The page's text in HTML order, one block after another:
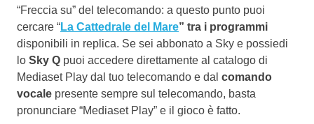
“Freccia su” del telecomando: a questo punto puoi
cercare “La Cattedrale del Mare” tra i programmi
disponibili in replica. Se sei abbonato a Sky e possiedi
lo Sky Q puoi accedere direttamente al catalogo di
Mediaset Play dal tuo telecomando e dal comando
vocale presente sempre sul telecomando, basta
pronunciare “Mediaset Play” e il gioco è fatto.